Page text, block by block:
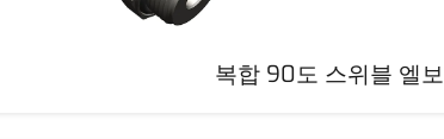
복합 90도 스위블 엘보